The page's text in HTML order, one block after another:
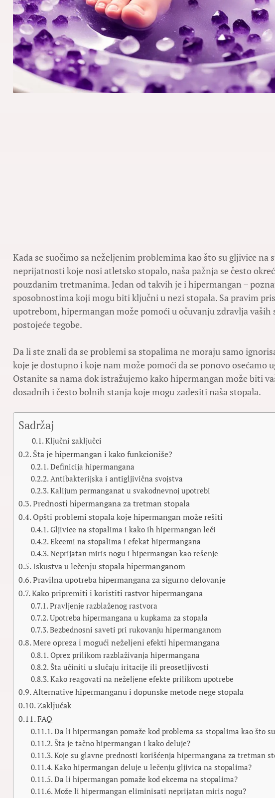
Kada se suočimo sa neželjenim problemima kao što su gljivice na
neprijatnosti koje nosi atletsko stopalo, naša pažnja se često
pouzdanim tretmanima. Jedan od takvih je i hipermangan –
sposobnostima koji mogu biti ključni u nezi stopala. Sa pravim
upotrebom, hipermangan može pomoći u očuvanju zdravlja
postojeće tegobe.
Da li ste znali da se problemi sa stopalima ne moraju samo
koje je dostupno i koje nam može pomoći da se ponovo osećamo
Ostanite sa nama dok istražujemo kako hipermangan može biti
dosadnih i često bolnih stanja koje mogu zadesiti naša stopala.
Sadržaj
Ključni zaključci
Šta je hipermangan i kako funkcioniše?
Definicija hipermangana
Antibakterijska i antigljivična svojstva
Kalijum permanganat u svakodnevnoj upotrebi
Prednosti hipermangana za tretman stopala
Opšti problemi stopala koje hipermangan može rešiti
Gljivice na stopalima i kako ih hipermangan leči
Ekcemi na stopalima i efekat hipermangana
Neprijatan miris nogu i hipermangan kao rešenje
Iskustva u lečenju stopala hipermanganom
Pravilna upotreba hipermangana za sigurno delovanje
Kako pripremiti i koristiti rastvor hipermangana
Pravljenje razblaženog rastvora
Upotreba hipermangana u kupkama za stopala
Bezbednosni saveti pri rukovanju hipermanganom
Mere opreza i mogući neželjeni efekti hipermangana
Oprez prilikom razblaživanja hipermangana
Šta učiniti u slučaju iritacije ili preosetljivosti
Kako reagovati na neželjene efekte prilikom upotrebe
Alternative hipermanganu i dopunske metode nege stopala
Zaključak
FAQ
Da li hipermangan pomaže kod problema sa stopalima kao što
Šta je tačno hipermangan i kako deluje?
Koje su glavne prednosti korišćenja hipermangana za tretman
Kako hipermangan deluje u lečenju gljivica na stopalima?
Da li hipermangan pomaže kod ekcema na stopalima?
Može li hipermangan eliminisati neprijatan miris nogu?